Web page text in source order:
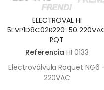
ELECTROVAL HI
5EVP1D8C02R220-50
RQT
Referencia HI 0133
Electroválvula Roquet NG6
220VAC